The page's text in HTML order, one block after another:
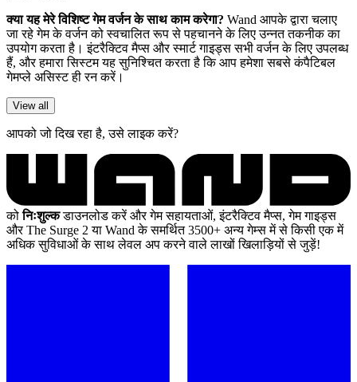
क्या यह मेरे विशिष्ट गेम वर्जन के साथ काम करेगा? Wand आपके द्वारा चलाए
जा रहे गेम के वर्जन को स्वचालित रूप से पहचानने के लिए उन्नत तकनीक का
उपयोग करता है। इंटरैक्टिव मैप्स और स्मार्ट गाइड्स सभी वर्जन के लिए उपलब्ध
हैं, और हमारा सिस्टम यह सुनिश्चित करता है कि आप हमेशा सबसे कंपैटिबल
गेमप्ले असिस्ट ही रन करें।
View all
आपको जो दिख रहा है, उसे लाइक करें?
कोनिःशुल्कडाउनलोड करें और गेम सहायताओं, इंटरैक्टिव मैप्स, गेम गाइड्स
और The Surge 2 या Wand के समर्थित 3500+ अन्य गेम्स में से किसी एक में
अधिक सुविधाओं के साथ लेवल अप करने वाले लाखों खिलाड़ियों से जुड़ें!